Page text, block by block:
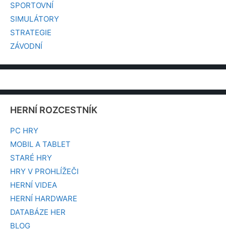
SPORTOVNÍ
SIMULÁTORY
STRATEGIE
ZÁVODNÍ
HERNÍ ROZCESTNÍK
PC HRY
MOBIL A TABLET
STARÉ HRY
HRY V PROHLÍŽEČI
HERNÍ VIDEA
HERNÍ HARDWARE
DATABÁZE HER
BLOG